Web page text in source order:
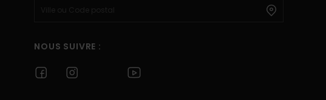
NOUS SUIVRE :